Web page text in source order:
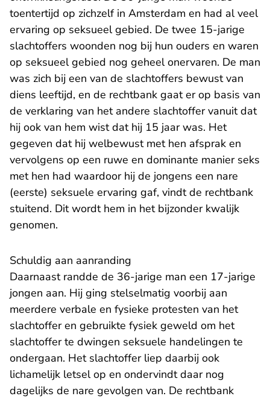
toentertijd op zichzelf in Amsterdam en had al veel
ervaring op seksueel gebied. De twee 15-jarige
slachtoffers woonden nog bij hun ouders en waren
op seksueel gebied nog geheel onervaren. De man
was zich bij een van de slachtoffers bewust van
diens leeftijd, en de rechtbank gaat er op basis van
de verklaring van het andere slachtoffer vanuit dat
hij ook van hem wist dat hij 15 jaar was. Het
gegeven dat hij welbewust met hen afsprak en
vervolgens op een ruwe en dominante manier seks
met hen had waardoor hij de jongens een nare
(eerste) seksuele ervaring gaf, vindt de rechtbank
stuitend. Dit wordt hem in het bijzonder kwalijk
genomen.
Schuldig aan aanranding
Daarnaast randde de 36-jarige man een 17-jarige
jongen aan. Hij ging stelselmatig voorbij aan
meerdere verbale en fysieke protesten van het
slachtoffer en gebruikte fysiek geweld om het
slachtoffer te dwingen seksuele handelingen te
ondergaan. Het slachtoffer liep daarbij ook
lichamelijk letsel op en ondervindt daar nog
dagelijks de nare gevolgen van. De rechtbank